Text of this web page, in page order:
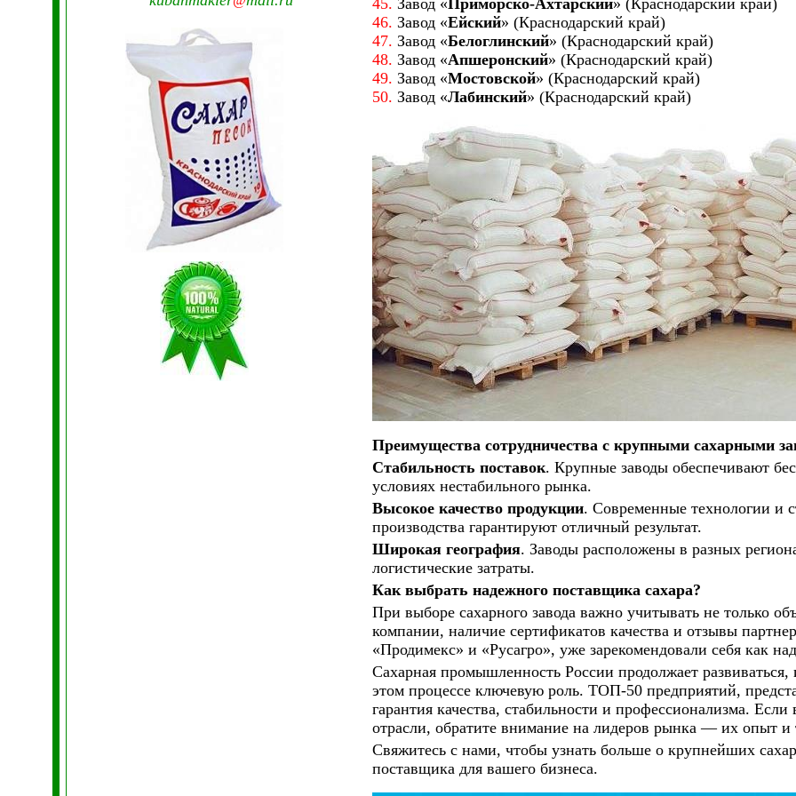
45. Завод «Приморско-Ахтарский» (Краснодарский край)
46. Завод «Ейский» (Краснодарский край)
47. Завод «Белоглинский» (Краснодарский край)
48. Завод «Апшеронский» (Краснодарский край)
49. Завод «Мостовской» (Краснодарский край)
50. Завод «Лабинский» (Краснодарский край)
Преимущества сотрудничества с крупными сахарными
Стабильность поставок. Крупные заводы обеспечивают
условиях нестабильного рынка.
Высокое качество продукции. Современные технологии и
производства гарантируют отличный результат.
Широкая география. Заводы расположены в разных
логистические затраты.
Как выбрать надежного поставщика сахара?
При выборе сахарного завода важно учитывать не только
компании, наличие сертификатов качества и отзывы
«Продимекс» и «Русагро», уже зарекомендовали себя как
Сахарная промышленность России продолжает
этом процессе ключевую роль. ТОП-50 предприятий,
гарантия качества, стабильности и профессионализма.
отрасли, обратите внимание на лидеров рынка — их опыт и
Свяжитесь с нами, чтобы узнать больше о крупнейших
поставщика для вашего бизнеса.